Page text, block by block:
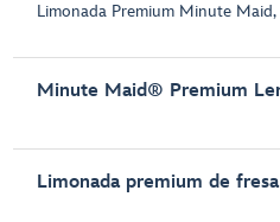
Limonada Premium Minute
Minute Maid® Premium
Limonada premium de